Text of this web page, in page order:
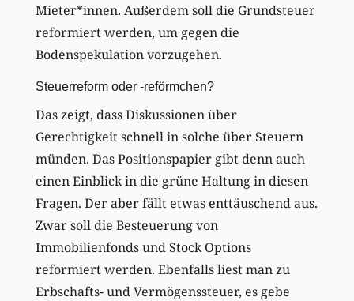
Mieter*innen. Außerdem soll die Grundsteuer
reformiert werden, um gegen die
Bodenspekulation vorzugehen.
Steuerreform oder -reförmchen?
Das zeigt, dass Diskussionen über
Gerechtigkeit schnell in solche über Steuern
münden. Das Positionspapier gibt denn auch
einen Einblick in die grüne Haltung in diesen
Fragen. Der aber fällt etwas enttäuschend aus.
Zwar soll die Besteuerung von
Immobilienfonds und Stock Options
reformiert werden. Ebenfalls liest man zu
Erbschafts- und Vermögenssteuer, es gebe